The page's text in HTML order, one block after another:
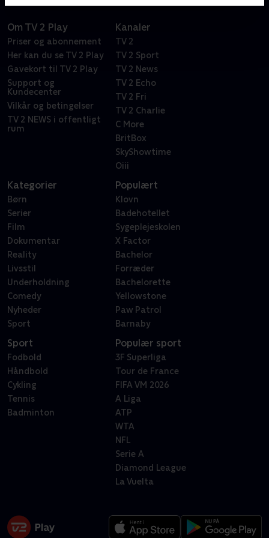
Om TV 2 Play
Priser og abonnement
Her kan du se TV 2 Play
Gavekort til TV 2 Play
Support og
Kundecenter
Vilkår og betingelser
TV 2 NEWS i offentligt
rum
Kanaler
TV 2
TV 2 Sport
TV 2 News
TV 2 Echo
TV 2 Fri
TV 2 Charlie
C More
BritBox
SkyShowtime
Oiii
Kategorier
Børn
Serier
Film
Dokumentar
Reality
Livsstil
Underholdning
Comedy
Nyheder
Sport
Populært
Klovn
Badehotellet
Sygeplejeskolen
X Factor
Bachelor
Forræder
Bachelorette
Yellowstone
Paw Patrol
Barnaby
Sport
Fodbold
Håndbold
Cykling
Tennis
Badminton
Populær sport
3F Superliga
Tour de France
FIFA VM 2026
A Liga
ATP
WTA
NFL
Serie A
Diamond League
La Vuelta